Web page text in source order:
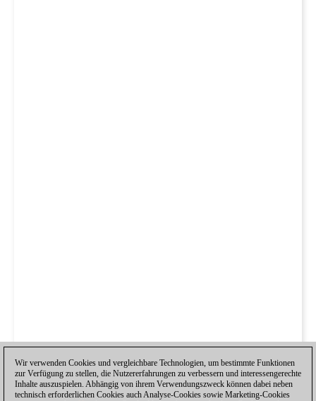
Wir verwenden Cookies und vergleichbare Technologien, um bestimmte Funktionen
zur Verfügung zu stellen, die Nutzererfahrungen zu verbessern und interessengerechte
Inhalte auszuspielen. Abhängig von ihrem Verwendungszweck können dabei neben
technisch erforderlichen Cookies auch Analyse-Cookies sowie Marketing-Cookies